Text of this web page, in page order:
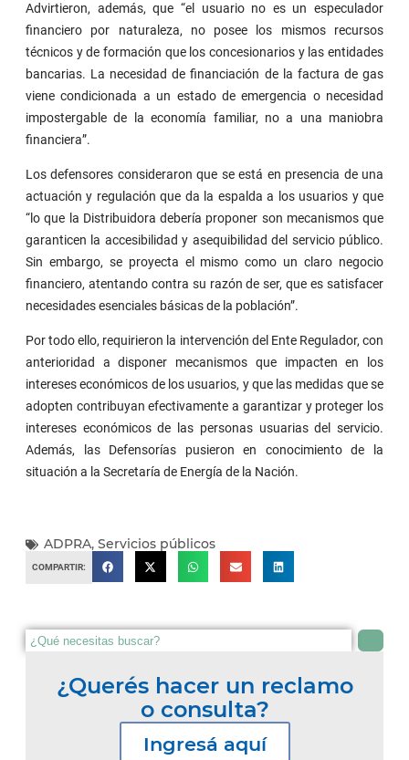
Advirtieron, además, que “el usuario no es un especulador
financiero por naturaleza, no posee los mismos recursos
técnicos y de formación que los concesionarios y las entidades
bancarias. La necesidad de financiación de la factura de gas
viene condicionada a un estado de emergencia o necesidad
impostergable de la economía familiar, no a una maniobra
financiera”.
Los defensores consideraron que se está en presencia de una
actuación y regulación que da la espalda a los usuarios y que
“lo que la Distribuidora debería proponer son mecanismos que
garanticen la accesibilidad y asequibilidad del servicio público.
Sin embargo, se proyecta el mismo como un claro negocio
financiero, atentando contra su razón de ser, que es satisfacer
necesidades esenciales básicas de la población”.
Por todo ello, requirieron la intervención del Ente Regulador, con
anterioridad a disponer mecanismos que impacten en los
intereses económicos de los usuarios, y que las medidas que se
adopten contribuyan efectivamente a garantizar y proteger los
intereses económicos de las personas usuarias del servicio.
Además, las Defensorías pusieron en conocimiento de la
situación a la Secretaría de Energía de la Nación.
ADPRA, Servicios públicos
COMPARTIR:
¿Querés hacer un reclamo
o consulta?
Ingresá aquí